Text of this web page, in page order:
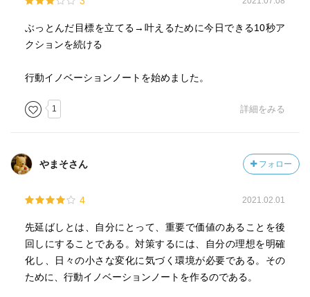
ぶっとんだ目標を立てる→叶えるために今日できる10秒ア
クションを続ける
行動イノベーションノートを始めました。
1 詳細をみる
やまそさん フォロー
4 2021.02.01
先延ばしとは、自分にとって、重要で価値のあることを後
回しにすることである。対策するには、自分の理想を明確
化し、日々の小さな変化に気づく環境が必要である。その
ために、行動イノベーションノートを作るのである。